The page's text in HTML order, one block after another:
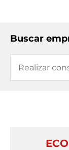
Buscar